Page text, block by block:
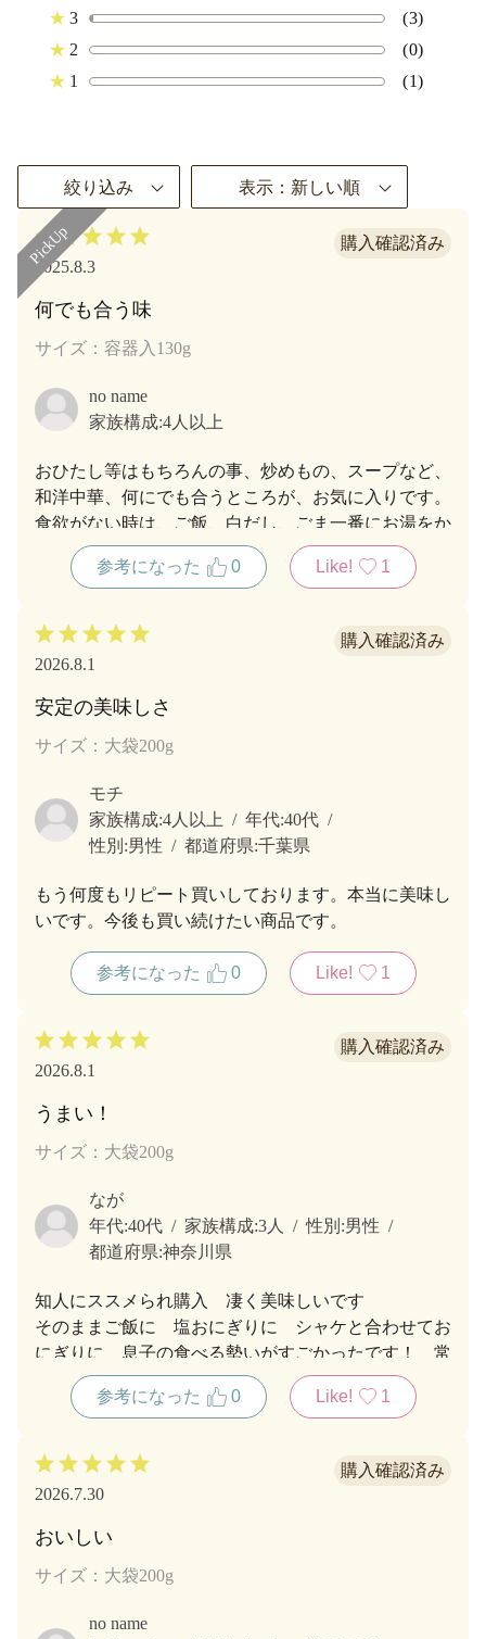
★ 3
(3)
★ 2
(0)
★ 1 (1)
絞り込み 表示：新しい順
2025.8.3
何でも合う味
サイズ：容器入130g
no name
家族構成:4人以上
おひたし等はもちろんの事、炒めもの、スープなど、
和洋中華、何にでも合うところが、お気に入りです。
食欲がない時は、ご飯、白だし、ごま一番にお湯をか
けてあっさりとが、我が家の定番です。
参考になった
0 Like! 1
2026.8.1
安定の美味しさ
サイズ：大袋200g
モチ
家族構成:4人以上 年代:40代
性別:男性 都道府県:千葉県
もう何度もリピート買いしております。本当に美味し
いです。今後も買い続けたい商品です。
参考になった 0 Like! 1
2026.8.1
うまい！
サイズ：大袋200g
なが
年代:40代 家族構成:3人 性別:男性
都道府県:神奈川県
知人にススメられ購入 凄く美味しいです
そのままご飯に 塩おにぎりに シャケと合わせてお
にぎりに 息子の食べる勢いがすごかったです！ 常
備品確定。
参考になった
0 Like! 1
2026.7.30
おいしい
サイズ：大袋200g
no name